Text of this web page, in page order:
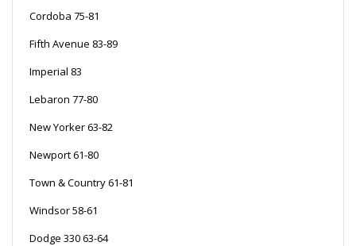
Cordoba 75-81
Fifth Avenue 83-89
Imperial 83
Lebaron 77-80
New Yorker 63-82
Newport 61-80
Town & Country 61-81
Windsor 58-61
Dodge 330 63-64